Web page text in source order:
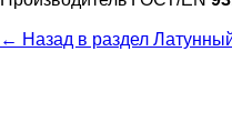
← Назад в раздел